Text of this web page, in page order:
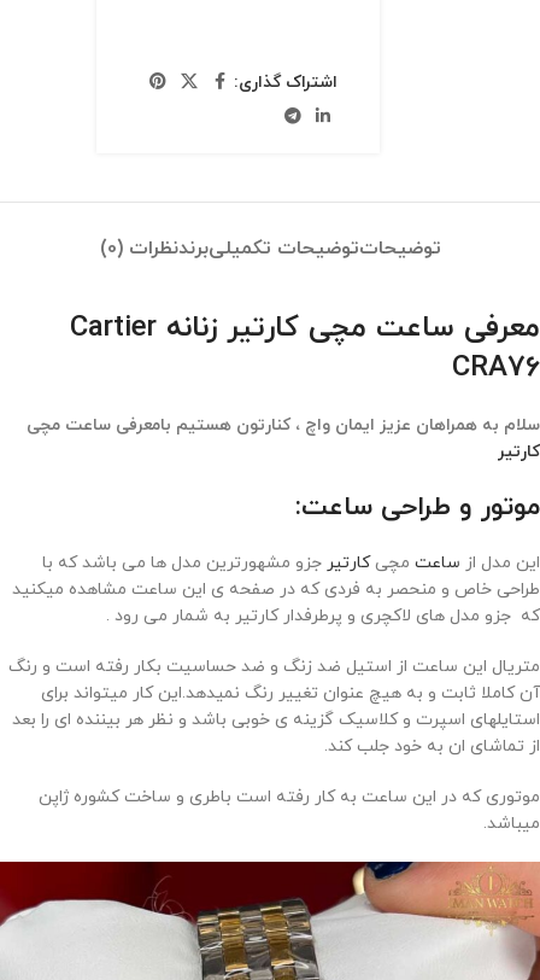
اشتراک گذاری:
توضیحاتتوضیحات تکمیلیبرندنظرات (0)
معرفی ساعت مچی کارتیر زنانه Cartier
CRA76
سلام به همراهان عزیز ایمان واچ ، کنارتون هستیم بامعرفی ساعت مچی
کارتیر
موتور و طراحی ساعت:
این مدل از ساعت مچیکارتیر جزو مشهورترین مدل ها می باشد که با
طراحی خاص و منحصر به فردی که در صفحه ی این ساعت مشاهده میکنید
که جزو مدل های لاکچری و پرطرفدار کارتیر به شمار می رود .
متریال این ساعت از استیل ضد زنگ و ضد حساسیت بکار رفته است و رنگ
آن کاملا ثابت و به هیچ عنوان تغییر رنگ نمیدهد.این کار میتواند برای
استایلهای اسپرت و کلاسیک گزینه ی خوبی باشد و نظر هر بیننده ای را بعد
از تماشای ان به خود جلب کند.
موتوری که در این ساعت به کار رفته است باطری و ساخت کشوره ژاپن
میباشد.